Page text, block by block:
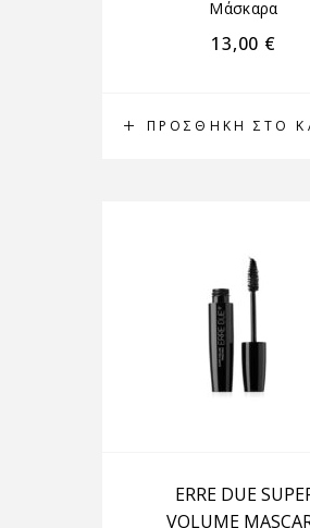
ΠΡΟΣΘΉΚΗ ΣΤΟ
Μάσκαρα
13,00 €
ERRE DUE
VOLUME